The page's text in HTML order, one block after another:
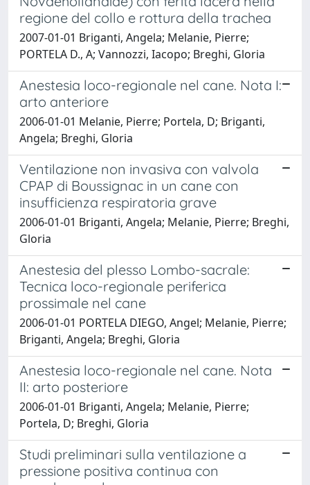
regione del collo e rottura della trachea
2007-01-01 Briganti, Angela; Melanie, Pierre;
PORTELA D., A; Vannozzi, Iacopo; Breghi, Gloria
Anestesia loco-regionale nel cane. Nota I:
arto anteriore
2006-01-01 Melanie, Pierre; Portela, D; Briganti,
Angela; Breghi, Gloria
Ventilazione non invasiva con valvola
CPAP di Boussignac in un cane con
insufficienza respiratoria grave
2006-01-01 Briganti, Angela; Melanie, Pierre; Breghi,
Gloria
Anestesia del plesso Lombo-sacrale:
Tecnica loco-regionale periferica
prossimale nel cane
2006-01-01 PORTELA DIEGO, Angel; Melanie, Pierre;
Briganti, Angela; Breghi, Gloria
Anestesia loco-regionale nel cane. Nota
II: arto posteriore
2006-01-01 Briganti, Angela; Melanie, Pierre;
Portela, D; Breghi, Gloria
Studi preliminari sulla ventilazione a
pressione positiva continua con